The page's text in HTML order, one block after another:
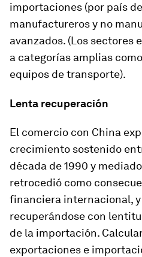
importaciones (por país
manufactureros y no
avanzados. (Los sectores
a categorías amplias
equipos de transporte).
Lenta recuperación
El comercio con China
crecimiento sostenido
década de 1990 y
retrocedió como
financiera internacional,
recuperándose con
de la importación.
exportaciones e